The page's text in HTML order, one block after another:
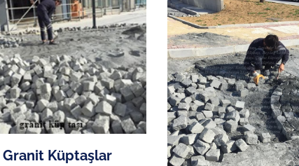
Granit Küptaşlar